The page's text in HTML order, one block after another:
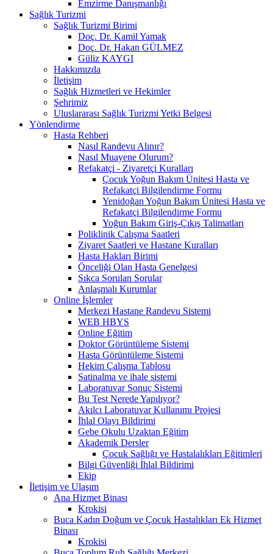
Emzirme Danışmanlığı
Sağlık Turizmi
Sağlık Turizmi Birimi
Doç. Dr. Kamil Yamak
Doç. Dr. Hakan GÜLMEZ
Güliz KAYGI
Hakkımızda
İletişim
Sağlık Hizmetleri ve Hekimler
Şehrimiz
Uluslararası Sağlık Turizmi Yetki Belgesi
Yönlendirme
Hasta Rehberi
Nasıl Randevu Alınır?
Nasıl Muayene Olurum?
Refakatçi - Ziyaretçi Kuralları
Çocuk Yoğun Bakım Ünitesi Hasta ve
Refakatçi Bilgilendirme Formu
Yenidoğan Yoğun Bakım Ünitesi Hasta ve
Refakatçi Bilgilendirme Formu
Yoğun Bakım Giriş-Çıkış Talimatları
Poliklinik Çalışma Saatleri
Ziyaret Saatleri ve Hastane Kuralları
Hasta Hakları Birimi
Önceliği Olan Hasta Genelgesi
Sıkca Sorulan Sorular
Anlaşmalı Kurumlar
Online İşlemler
Merkezi Hastane Randevu Sistemi
WEB HBYS
Online Eğitim
Doktor Görüntüleme Sistemi
Hasta Görüntüleme Sistemi
Hekim Çalışma Tablosu
Satinalma ve ihale sistemi
Laboratuvar Sonuç Sistemi
Bu Test Nerede Yapılıyor?
Akılcı Laboratuvar Kullanımı Projesi
İhlal Olayı Bildirimi
Gebe Okulu Uzaktan Eğitim
Akademik Dersler
Çocuk Sağlığı ve Hastalalıkları Eğitimleri
Bilgi Güvenliği İhlal Bildirimi
Ekip
İletişim ve Ulaşım
Ana Hizmet Binası
Krokisi
Buca Kadın Doğum ve Çocuk Hastalıkları Ek Hizmet
Binası
Krokisi